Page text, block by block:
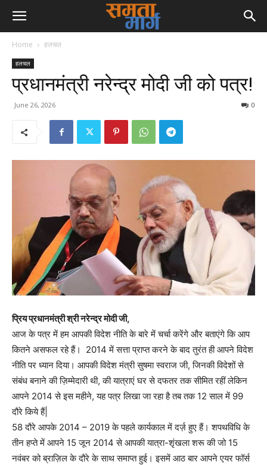
Home हलचल
हलचल
प्रधानमंत्री नरेन्द्र मोदी जी को पत्र!
June 26, 2026 0
प्रिय प्रधानमंत्री श्री नरेन्द्र मोदी जी,
आज के पत्र में हम आपकी विदेश नीति के बारे में चर्चा करेंगे और बताएंगे कि आप
कितने असफल रहे हैं। 2014 में सत्ता प्राप्त करने के बाद तुरंत ही आपने विदेश
नीति पर ध्यान दिया। आपकी विदेश मंत्री सुषमा स्वराज जी, जिनकी विदेशों से
संबंध बनाने की ज़िम्मेदारी थी, की यात्राएं घर से दफतर तक सीमित रहीं लेकिन
आपने 2014 से इस महीने, यह पत्र लिखा जा रहा है तब तक 12 साल में 99
दौरे किये हैं|
58 दौरे आपके 2014 – 2019 के पहले कार्यकाल में दर्ज़ हुए हैं। शपथविधि के
तीन हप्ते में आपने 15 जून 2014 से आपकी यात्रा-शृंखला शरू की जो 15
नवंबर को ब्राज़िल के दौरे के साथ समाप्त हुई। इसमें आठ बार आपने एयर फॉर्स